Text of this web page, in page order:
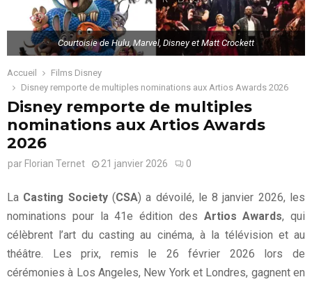
Courtoisie de Hulu, Marvel, Disney et Matt Crockett
Accueil
Films Disney
Disney remporte de multiples nominations aux Artios Awards 2026
Disney remporte de multiples
nominations aux Artios Awards
2026
par Florian Ternet 21 janvier 2026 0
La Casting Society(CSA) a dévoilé, le 8 janvier 2026, les
nominations pour la 41e édition des Artios Awards, qui
célèbrent l’art du casting au cinéma, à la télévision et au
théâtre. Les prix, remis le 26 février 2026 lors de
cérémonies à Los Angeles, New York et Londres, gagnent en